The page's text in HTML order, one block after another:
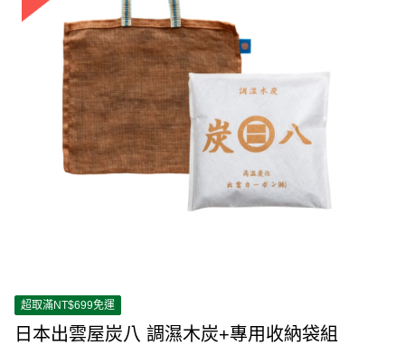
超取滿NT$699免運
日本出雲屋炭八 調濕木炭+專用收納袋組